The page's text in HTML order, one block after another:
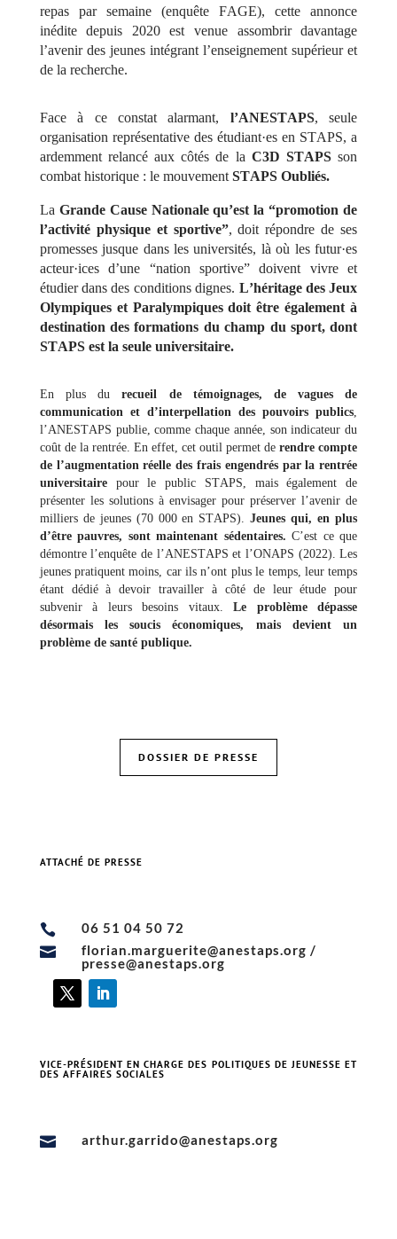
repas par semaine (enquête FAGE), cette annonce
inédite depuis 2020 est venue assombrir davantage
l’avenir des jeunes intégrant l’enseignement supérieur et
de la recherche.
Face à ce constat alarmant, l’ANESTAPS, seule
organisation représentative des étudiant·es en STAPS, a
ardemment relancé aux côtés de la C3D STAPS son
combat historique : le mouvement STAPS Oubliés.
La Grande Cause Nationale qu’est la “promotion de
l’activité physique et sportive”, doit répondre de ses
promesses jusque dans les universités, là où les futur·es
acteur·ices d’une “nation sportive” doivent vivre et
étudier dans des conditions dignes. L’héritage des Jeux
Olympiques et Paralympiques doit être également à
destination des formations du champ du sport, dont
STAPS est la seule universitaire.
En plus durecueil de témoignages, de vagues de
communication et d’interpellation des pouvoirs publics
l’ANESTAPS publie, comme chaque année, son indicateur du
coût de la rentrée. En effet, cet outil permet derendre compte
de l’augmentation réelle des frais engendrés par la rentrée
universitairepour le public STAPS, mais également de
présenter les solutions à envisager pour préserver l’avenir de
milliers de jeunes (70 000 en STAPS).Jeunes qui, en plus
d’être pauvres, sont maintenant sédentaires. C’est ce que
démontre l’enquête de l’ANESTAPS et l’ONAPS (2022). Les
jeunes pratiquent moins, car ils n’ont plus le temps, leur temps
étant dédié à devoir travailler à côté de leur étude pour
subvenir à leurs besoins vitaux.Le problème dépasse
désormais les soucis économiques, mais devient un
problème de santé publique.
DOSSIER DE PRESSE
ATTACHÉ DE PRESSE

06 51 04 50 72

florian.marguerite@anestaps.org /
presse@anestaps.org
VICE-PRÉSIDENT EN CHARGE DES POLITIQUES DE JEUNESSE ET
DES AFFAIRES SOCIALES
 arthur.garrido@anestaps.org